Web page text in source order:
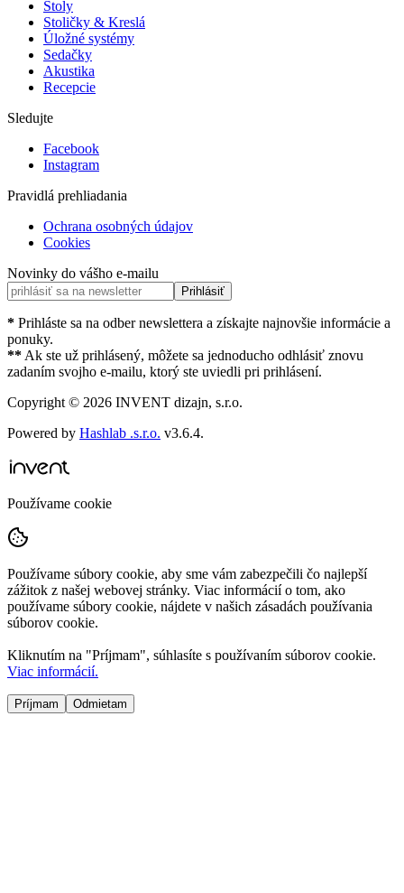
Stoly
Stoličky & Kreslá
Úložné systémy
Sedačky
Akustika
Recepcie
Sledujte
Facebook
Instagram
Pravidlá prehliadania
Ochrana osobných údajov
Cookies
Novinky do vášho e-mailu
Prihlásiť
* Prihláste sa na odber newslettera a získajte najnovšie informácie a
ponuky.
** Ak ste už prihlásený, môžete sa jednoducho odhlásiť znovu
zadaním svojho e-mailu, ktorý ste uviedli pri prihlásení.
Copyright © 2026 INVENT dizajn, s.r.o.
Powered by Hashlab .s.r.o. v3.6.4.
Používame cookie
Používame súbory cookie, aby sme vám zabezpečili čo najlepší
zážitok z našej webovej stránky. Viac informácií o tom, ako
používame súbory cookie, nájdete v našich zásadách používania
súborov cookie.
Kliknutím na "Príjmam", súhlasíte s používaním súborov cookie.
Viac informácií.
Príjmam Odmietam